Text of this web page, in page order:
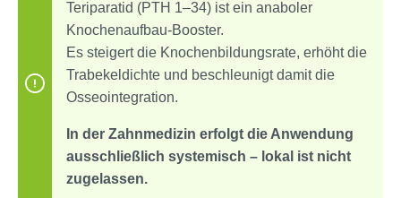
Teriparatid (PTH 1–34) ist ein anaboler
Knochenaufbau-Booster.
Es steigert die Knochenbildungsrate, erhöht die
Trabekeldichte und beschleunigt damit die
Osseointegration.
In der Zahnmedizin erfolgt die Anwendung
ausschließlich systemisch – lokal ist nicht
zugelassen.